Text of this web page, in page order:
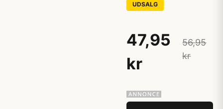
UDSALG
47,95
kr
56,95
kr